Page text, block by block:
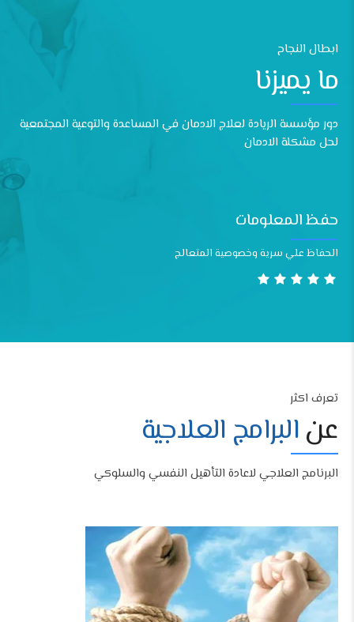
ابطال النجاح
ما يميزنا
دور مؤسسة الريادة لعلاج الادمان في المساعدة والتوعية المجتمعية
لحل مشكلة الادمان
حفظ المعلومات
الحفاظ علي سرية وخصوصية المتعالج
تعرف اكثر
عنالبرامج العلاجية
البرنامج العلاجي لاعادة التأهيل النفسي والسلوكي